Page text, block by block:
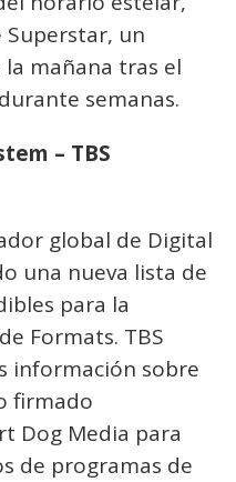
un
mañana tras el
semanas.
– TBS
global de Digital
una nueva lista de
para la
Formats. TBS
información sobre
firmado
Dog Media para
de programas de